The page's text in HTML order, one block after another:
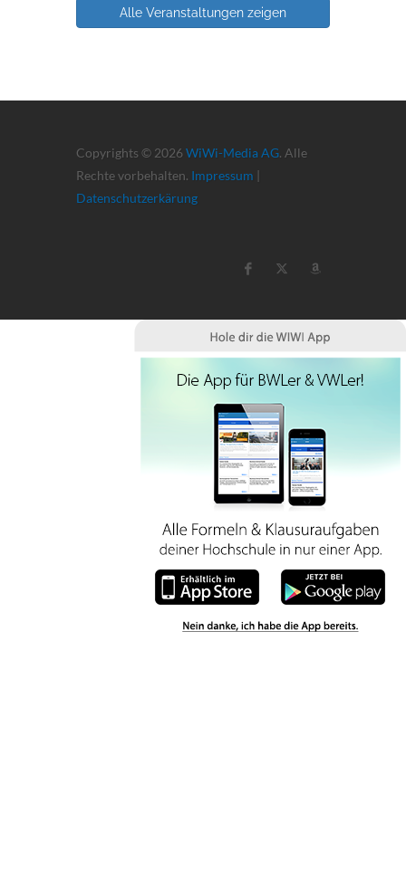
Alle Veranstaltungen zeigen
Copyrights © 2026 WiWi-Media AG. Alle
Rechte vorbehalten. Impressum |
Datenschutzerkärung